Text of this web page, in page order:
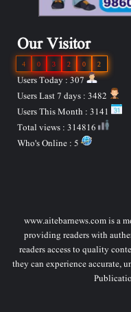
Our Visitor
2
0
2
3
0
4
Users Today : 307
www.aitebarnews.com is a
providing readers with
readers access to quality
they can experience accurate,